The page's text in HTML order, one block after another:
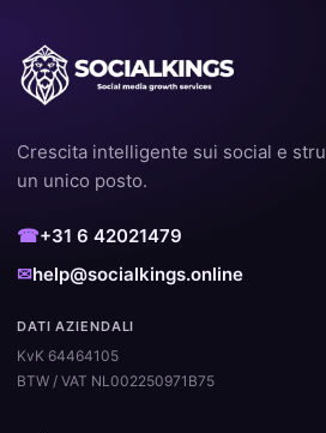
Crescita intelligente sui social e
un unico posto.
☎+31 6 42021479
✉help@socialkings.online
DATI AZIENDALI
KvK 64464105
BTW / VAT NL002250971B75